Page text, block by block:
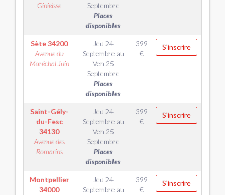
Ginieisse
Septembre
Places
disponibles
Sète34200
Avenue du
Maréchal Juin
Jeu 24
Septembre au
Ven 25
Septembre
Places
disponibles
399
€
S'inscrire
Saint-Gély-
du-Fesc
34130
Avenue des
Romarins
Jeu 24
Septembre au
Ven 25
Septembre
Places
disponibles
399
€
S'inscrire
Montpellier
34000
Jeu 24
Septembre au
399
€
S'inscrire